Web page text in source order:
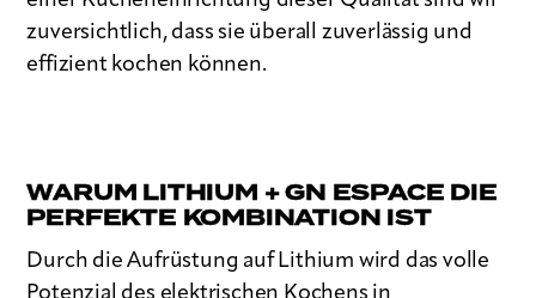
zuversichtlich, dass sie überall zuverlässig und
effizient kochen können.
WARUM LITHIUM + GN ESPACE DIE
PERFEKTE KOMBINATION IST
Durch die Aufrüstung auf Lithium wird das volle
Potenzial des elektrischen Kochens in